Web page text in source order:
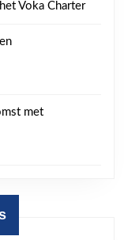
Voka Charter
met